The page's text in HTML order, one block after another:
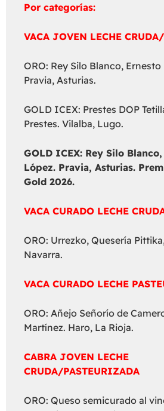
Por categorías:
VACA JOVEN LECHE
ORO: Rey Silo Blanco,
Pravia, Asturias.
GOLD ICEX: Prestes DOP
Prestes. Vilalba, Lugo.
GOLD ICEX: Rey Silo
López. Pravia, Asturias.
Gold 2026.
VACA CURADO LECHE
ORO: Urrezko, Quesería
Navarra.
VACA CURADO LECHE
ORO: Añejo Señorío de
Martínez. Haro, La Rioja.
CABRA JOVEN LECHE
CRUDA/PASTEURIZADA
ORO: Queso semicurado al